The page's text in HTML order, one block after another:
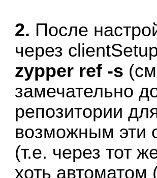
2. После
через
zypper ref -s
замечательно
репозитории
возможным эти
(т.е. через тот
хоть автоматом